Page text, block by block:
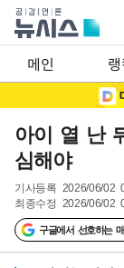
메인
아이 열 난
심해야
기사등록 2026/06/02
최종수정 2026/06/02
구글에서 선호하는